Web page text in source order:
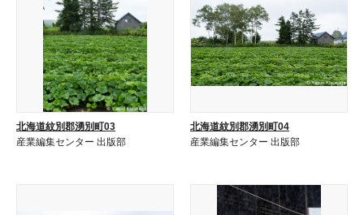
北海道紋別郡湧別町03
産業編集センター 出版部
北海道紋別郡湧別町04
産業編集センター 出版部